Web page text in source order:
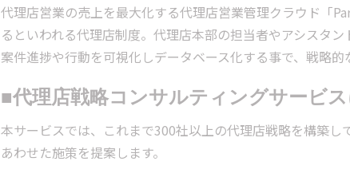
代理店営業の売上を最大化する代理店営業管理クラウド「
るといわれる代理店制度。代理店本部の担当者やアシスタ
案件進捗や行動を可視化しデータベース化する事で、戦略
■代理店戦略コンサルティングサービ
本サービスでは、これまで300社以上の代理店戦略を構築
あわせた施策を提案します。